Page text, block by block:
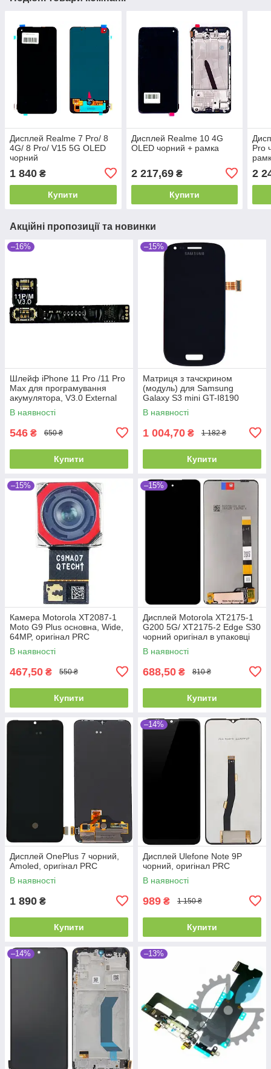
Дисплей Realme 7 Pro/ 8
4G/ 8 Pro/ V15 5G OLED
чорний
1 840 ₴
Купити
Дисплей Realme 10 4G
OLED чорний + рамка
2 217,69₴
Купити
Pro
2
Акційні пропозиції та новинки
–16%
Шлейф iPhone 11 Pro /11 Pro
Max для програмування
акумулятора, V3.0 External
Tag-on Battery Repair FPC,
JCID, оригінал PRC
В наявності
546 ₴ 650 ₴
Купити
–15%
Матриця з тачскрином
(модуль) для Samsung
Galaxy S3 mini GT-I8190
чорний
В наявності
1 004,70 ₴ 1 182 ₴
Купити
–15%
Камера Motorola XT2087-1
Moto G9 Plus основна, Wide,
64MP, оригінал PRC
В наявності
467,50 ₴ 550 ₴
Купити
–15%
Дисплей Motorola XT2175-1
G200 5G/ XT2175-2 Edge S30
чорний оригінал в упаковці
В наявності
688,50 ₴ 810 ₴
Купити
Дисплей OnePlus 7 чорний,
Amoled, оригінал PRC
В наявності
1 890 ₴
Купити
–14%
Дисплей Ulefone Note 9P
чорний, оригінал PRC
В наявності
989 ₴ 1 150 ₴
Купити
–14% –13%